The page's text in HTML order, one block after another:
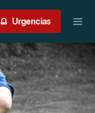
Urgencias